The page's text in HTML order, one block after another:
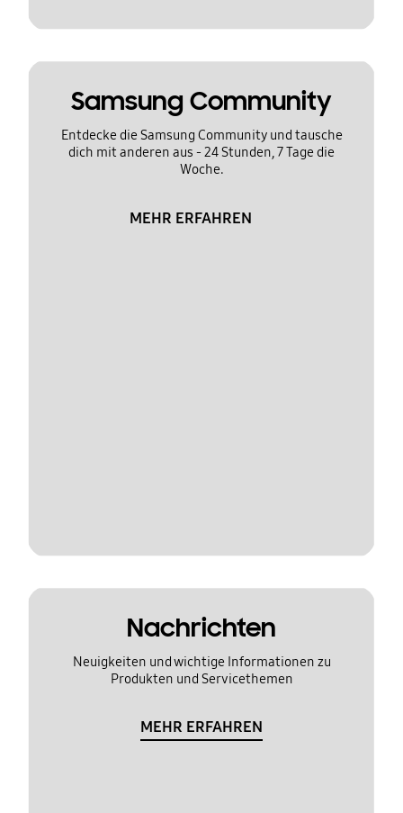
Samsung Community
Entdecke die Samsung Community und tausche
dich mit anderen aus - 24 Stunden, 7 Tage die
Woche.
MEHR ERFAHREN
Nachrichten
Neuigkeiten und wichtige Informationen zu
Produkten und Servicethemen
MEHR ERFAHREN